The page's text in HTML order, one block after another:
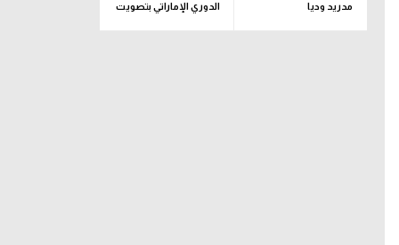
مدريد وديا
الدوري الإماراتي بتصويت